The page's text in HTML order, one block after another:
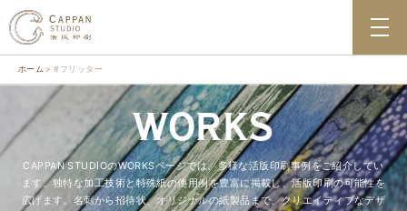
ホーム #フリッター
WORKS
CAPPAN STUDIOのWORKSページでは、多様な活版印刷事例をご紹介してい
ます。独特な加工技術と特殊紙の使用例を豊富に掲載し、活版印刷の可能性を
広げます。名刺から招待状、オリジナルの紙製品まで、クリエイティブなデザ